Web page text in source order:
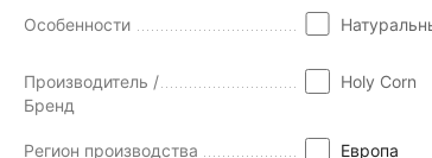
Особенности
Производитель /
Бренд
Holy Corn
Регион производства Европа